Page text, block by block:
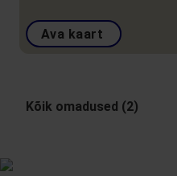
Ava kaart
Kõik omadused (2)